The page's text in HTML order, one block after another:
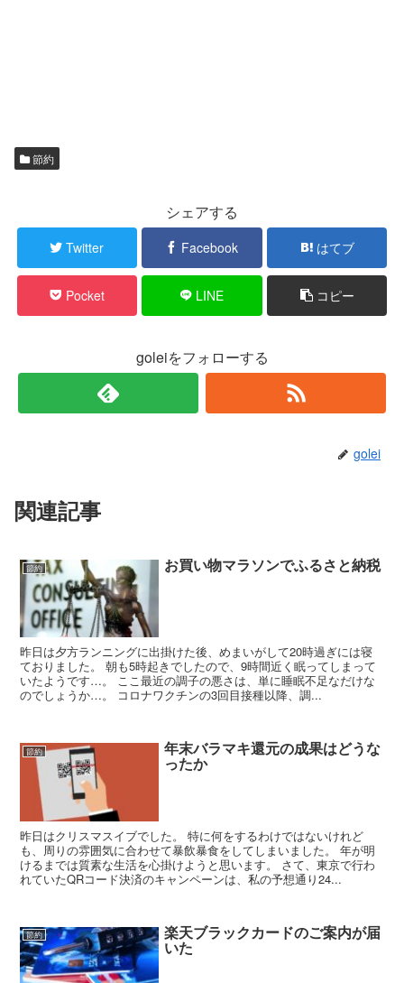
節約
シェアする
Twitter Facebook はてブ
Pocket LINE コピー
goleiをフォローする
golei
関連記事
節約 お買い物マラソンでふるさと納税
昨日は夕方ランニングに出掛けた後、めまいがして20時過ぎには寝
ておりました。 朝も5時起きでしたので、9時間近く眠ってしまって
いたようです…。 ここ最近の調子の悪さは、単に睡眠不足なだけな
のでしょうか…。 コロナワクチンの3回目接種以降、調...
節約 年末バラマキ還元の成果はどうな
ったか
昨日はクリスマスイブでした。 特に何をするわけではないけれど
も、周りの雰囲気に合わせて暴飲暴食をしてしまいました。 年が明
けるまでは質素な生活を心掛けようと思います。 さて、東京で行わ
れていたQRコード決済のキャンペーンは、私の予想通り24...
節約 楽天ブラックカードのご案内が届
いた